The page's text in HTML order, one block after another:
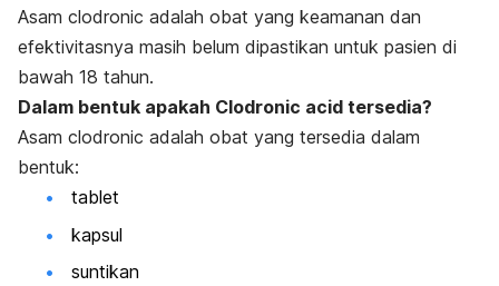
Asam clodronic adalah obat yang keamanan dan
efektivitasnya masih belum dipastikan untuk pasien di
bawah 18 tahun.
Dalam bentuk apakah Clodronic acid tersedia?
Asam clodronic adalah obat yang tersedia dalam
bentuk:
tablet
kapsul
suntikan